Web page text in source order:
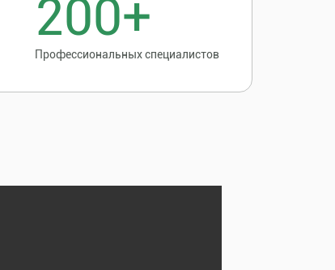
200+
Профессиональных специалистов